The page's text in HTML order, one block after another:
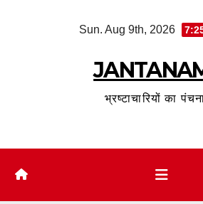
Sun. Aug 9th, 2026
भ्रष्टाचारियों का